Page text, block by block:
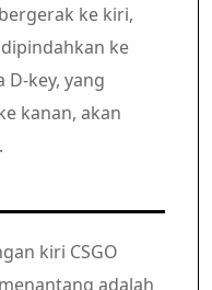
ke kiri,
ke
D-key, yang
kanan, akan
kiri CSGO
adalah